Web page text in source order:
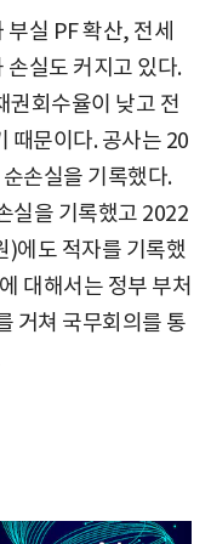
실 PF 확산, 전세
실도 커지고 있다.
권회수율이 낮고 전
때문이다. 공사는 20
손실을 기록했다.
실을 기록했고 2022
에도 적자를 기록했
대해서는 정부 부처
거쳐 국무회의를 통